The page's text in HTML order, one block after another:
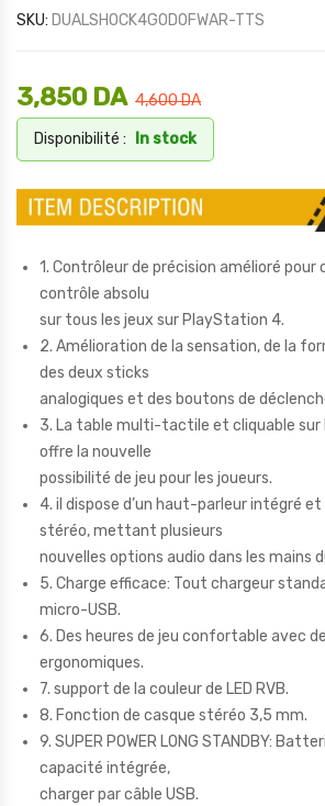
SKU: DUALSHOCK4GODOFWAR-TTS
4,600DA
3,850 DA
Disponibilité : In stock
1. Contrôleur de précision amélioré pour
contrôle absolu
sur tous les jeux sur PlayStation 4.
2. Amélioration de la sensation, de la
des deux sticks
analogiques et des boutons de
3. La table multi-tactile et cliquable sur
offre la nouvelle
possibilité de jeu pour les joueurs.
4. il dispose d’un haut-parleur intégré
stéréo, mettant plusieurs
nouvelles options audio dans les mains
5. Charge efficace: Tout chargeur
micro-USB.
6. Des heures de jeu confortable avec
ergonomiques.
7. support de la couleur de LED RVB.
8. Fonction de casque stéréo 3,5 mm.
9. SUPER POWER LONG STANDBY:
capacité intégrée,
charger par câble USB.